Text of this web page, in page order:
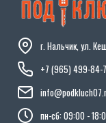
г. Нальчик, ул.
+7 (965) 499-84-
пн-сб: 09:00 -